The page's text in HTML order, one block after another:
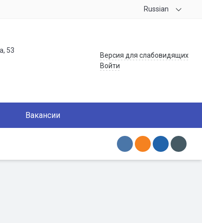
Russian
53
Версия для слабовидящих
Войти
Вакансии